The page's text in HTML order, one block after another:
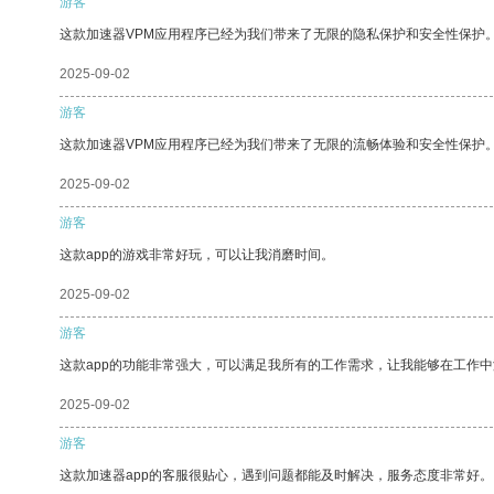
这款加速器VPM应用程序已经为我们带来了无限的隐私保护和安全性保护。
2025-09-02
游客
这款加速器VPM应用程序已经为我们带来了无限的流畅体验和安全性保护。
2025-09-02
游客
这款app的游戏非常好玩，可以让我消磨时间。
2025-09-02
游客
这款app的功能非常强大，可以满足我所有的工作需求，让我能够在工作中
2025-09-02
游客
这款加速器app的客服很贴心，遇到问题都能及时解决，服务态度非常好。